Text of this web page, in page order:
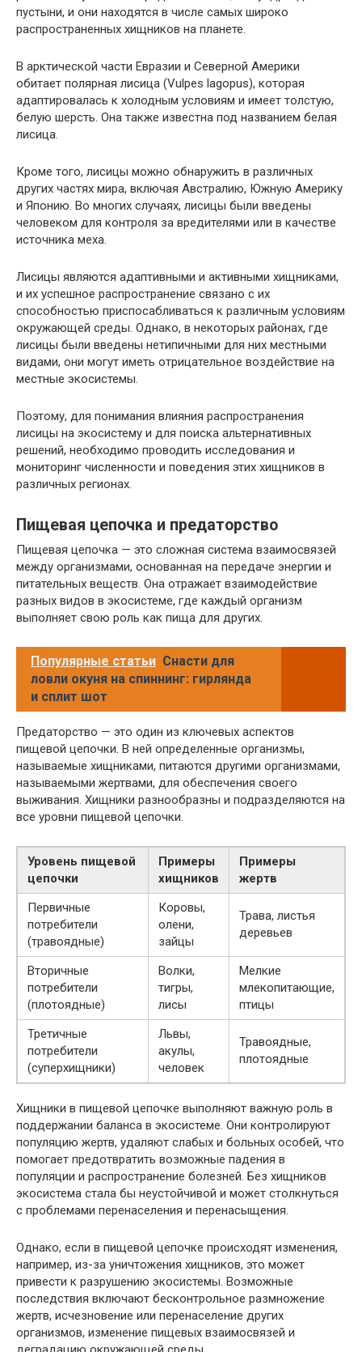
пустыни, и они находятся в числе самых широко
распространенных хищников на планете.
В арктической части Евразии и Северной Америки
обитает полярная лисица (Vulpes lagopus), которая
адаптировалась к холодным условиям и имеет толстую,
белую шерсть. Она также известна под названием белая
лисица.
Кроме того, лисицы можно обнаружить в различных
других частях мира, включая Австралию, Южную Америку
и Японию. Во многих случаях, лисицы были введены
человеком для контроля за вредителями или в качестве
источника меха.
Лисицы являются адаптивными и активными хищниками,
и их успешное распространение связано с их
способностью приспосабливаться к различным условиям
окружающей среды. Однако, в некоторых районах, где
лисицы были введены нетипичными для них местными
видами, они могут иметь отрицательное воздействие на
местные экосистемы.
Поэтому, для понимания влияния распространения
лисицы на экосистему и для поиска альтернативных
решений, необходимо проводить исследования и
мониторинг численности и поведения этих хищников в
различных регионах.
Пищевая цепочка и предаторство
Пищевая цепочка — это сложная система взаимосвязей
между организмами, основанная на передаче энергии и
питательных веществ. Она отражает взаимодействие
разных видов в экосистеме, где каждый организм
выполняет свою роль как пища для других.
Популярные статьи Снасти для
ловли окуня на спиннинг: гирлянда
и сплит шот
Предаторство — это один из ключевых аспектов
пищевой цепочки. В ней определенные организмы,
называемые хищниками, питаются другими организмами,
называемыми жертвами, для обеспечения своего
выживания. Хищники разнообразны и подразделяются на
все уровни пищевой цепочки.
Уровень пищевой
цепочки
Примеры
хищников
Примеры
жертв
Первичные
потребители
(травоядные)
Коровы,
олени,
зайцы
Трава, листья
деревьев
Вторичные
потребители
(плотоядные)
Волки,
тигры,
лисы
Мелкие
млекопитающие,
птицы
Третичные
потребители
(суперхищники)
Львы,
акулы,
человек
Травоядные,
плотоядные
Хищники в пищевой цепочке выполняют важную роль в
поддержании баланса в экосистеме. Они контролируют
популяцию жертв, удаляют слабых и больных особей, что
помогает предотвратить возможные падения в
популяции и распространение болезней. Без хищников
экосистема стала бы неустойчивой и может столкнуться
с проблемами перенаселения и перенасыщения.
Однако, если в пищевой цепочке происходят изменения,
например, из-за уничтожения хищников, это может
привести к разрушению экосистемы. Возможные
последствия включают бесконтрольное размножение
жертв, исчезновение или перенаселение других
организмов, изменение пищевых взаимосвязей и